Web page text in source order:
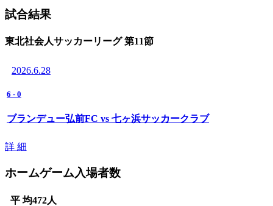
試合結果
東北社会人サッカーリーグ 第11節
2026.6.28
6 - 0
ブランデュー弘前FC vs 七ヶ浜サッカークラブ
詳 細
ホームゲーム入場者数
平 均472人